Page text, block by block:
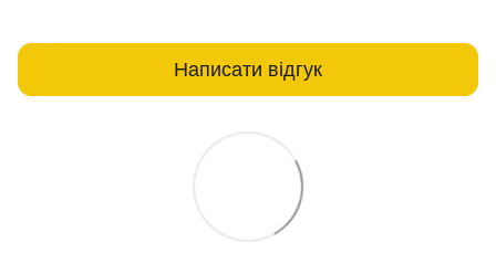
Написати відгук